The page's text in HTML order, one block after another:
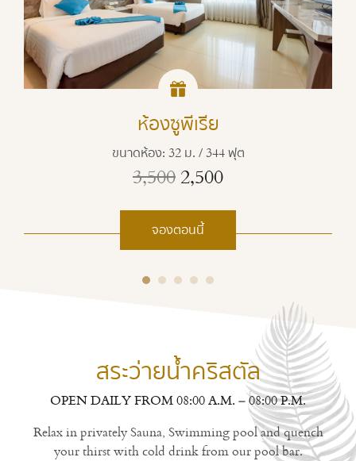
ห้องซูพีเรีย
ขนาดห้อง: 32 ม. / 344 ฟุต
3,5002,500
จองตอนนี้
สระว่ายน้ำคริสตัล
OPEN DAILY FROM 08:00 A.M. – 08:00 P.M.
Relax in privately Sauna, Swimming pool and quench
your thirst with cold drink from our pool bar.